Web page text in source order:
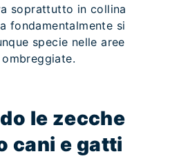
soprattutto in collina
fondamentalmente si
specie nelle aree
le zecche
cani e gatti